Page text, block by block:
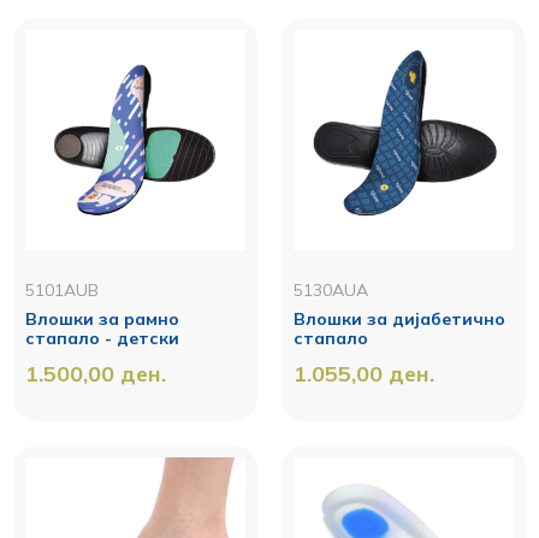
5101AUB
Влошки за рамно
стапало - детски
1.500,00 ден.
5130AUA
Влошки за дијабетично
стапало
1.055,00 ден.